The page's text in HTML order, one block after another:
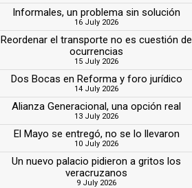
Informales, un problema sin solución
16 July 2026
Reordenar el transporte no es cuestión de
ocurrencias
15 July 2026
Dos Bocas en Reforma y foro jurídico
14 July 2026
Alianza Generacional, una opción real
13 July 2026
El Mayo se entregó, no se lo llevaron
10 July 2026
Un nuevo palacio pidieron a gritos los
veracruzanos
9 July 2026